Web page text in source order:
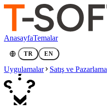
AnasayfaTemalar
TR EN
Uygulamalar Satış ve Pazarlama